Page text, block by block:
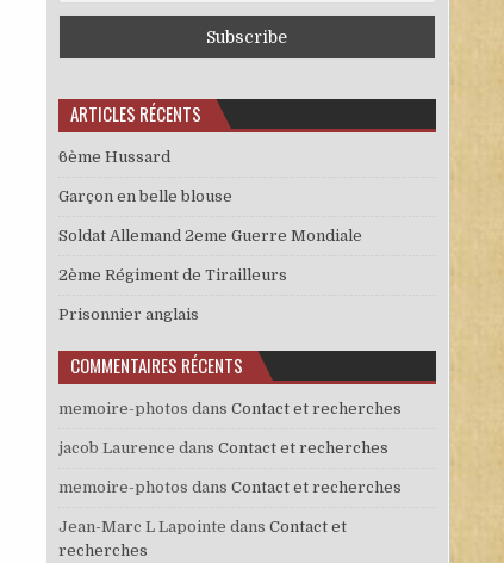
ARTICLES RÉCENTS
6ème Hussard
Garçon en belle blouse
Soldat Allemand 2eme Guerre Mondiale
2ème Régiment de Tirailleurs
Prisonnier anglais
COMMENTAIRES RÉCENTS
memoire-photos dans Contact et recherches
jacob Laurence dans Contact et recherches
memoire-photos dans Contact et recherches
Jean-Marc L Lapointe dans Contact et
recherches